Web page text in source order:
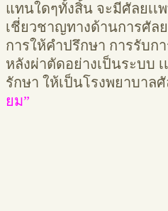
แทนใดๆทั้งสิ้น จะมีศัลยเเ
เชี่ยวชาญทางด้านการศัล
การให้คำปรึกษา การรับก
หลังผ่าตัดอย่างเป็นระบบ
รักษา ให้เป็นโรงพยาบาล
ยม”